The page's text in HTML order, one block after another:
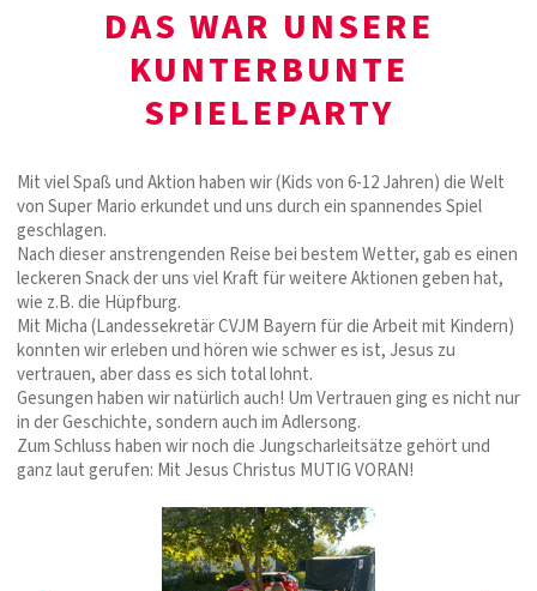
DAS WAR UNSERE
KUNTERBUNTE
SPIELEPARTY
Mit viel Spaß und Aktion haben wir (Kids von 6-12 Jahren) die Welt
von Super Mario erkundet und uns durch ein spannendes Spiel
geschlagen.
Nach dieser anstrengenden Reise bei bestem Wetter, gab es einen
leckeren Snack der uns viel Kraft für weitere Aktionen geben hat,
wie z.B. die Hüpfburg.
Mit Micha (Landessekretär CVJM Bayern für die Arbeit mit Kindern)
konnten wir erleben und hören wie schwer es ist, Jesus zu
vertrauen, aber dass es sich total lohnt.
Gesungen haben wir natürlich auch! Um Vertrauen ging es nicht nur
in der Geschichte, sondern auch im Adlersong.
Zum Schluss haben wir noch die Jungscharleitsätze gehört und
ganz laut gerufen: Mit Jesus Christus MUTIG VORAN!